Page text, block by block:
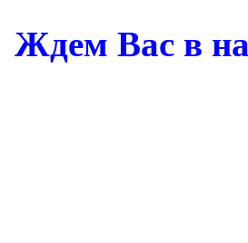
Ждем Вас в